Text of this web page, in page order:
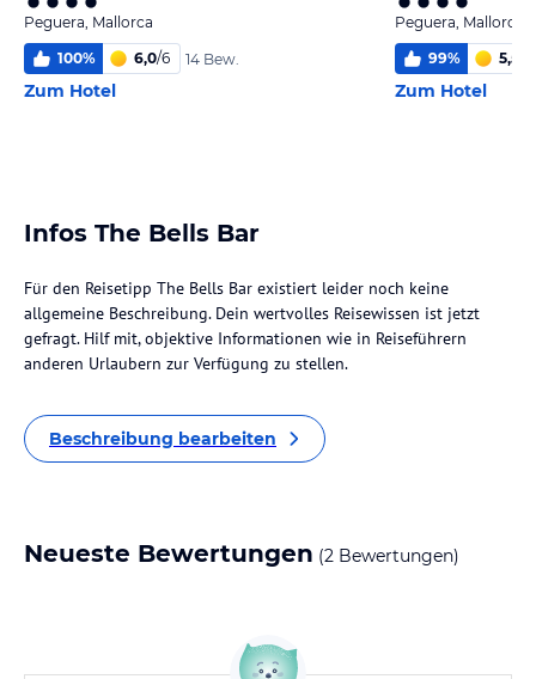
Peguera, Mallorca
100% 6,0/6 14 Bew.
Zum Hotel
Peguera, Mallorca
99% 5,5
Zum Hotel
Infos The Bells Bar
Für den Reisetipp The Bells Bar existiert leider noch keine
allgemeine Beschreibung. Dein wertvolles Reisewissen ist jetzt
gefragt. Hilf mit, objektive Informationen wie in Reiseführern
anderen Urlaubern zur Verfügung zu stellen.
Beschreibung bearbeiten
Neueste Bewertungen (2 Bewertungen)